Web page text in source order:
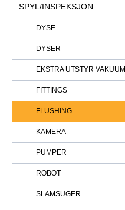
SPYL/INSPEKSJON
DYSE
DYSER
EKSTRA UTSTYR VAKUUM
FITTINGS
FLUSHING
KAMERA
PUMPER
ROBOT
SLAMSUGER